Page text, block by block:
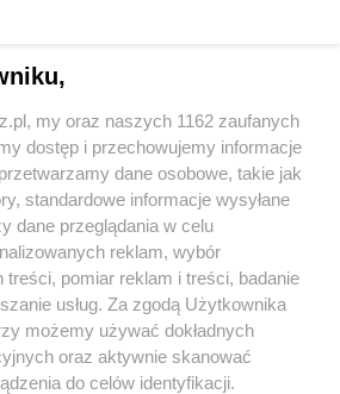
PRYWATNOŚCI HOSTING
RSS FACEBOOK KONTAKT
Nasze serwisy
my oraz naszych 1162 zaufanych
dostęp i przechowujemy informacje
dane osobowe, takie jak
standardowe informacje wysyłane
dane przeglądania w celu
reklam, wybór
treści, pomiar reklam i treści, badanie
usług. Za zgodą Użytkownika
możemy używać dokładnych
oraz aktywnie skanować
do celów identyfikacji.